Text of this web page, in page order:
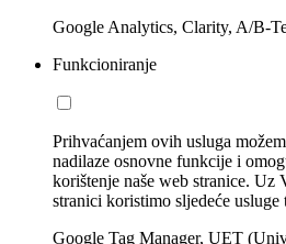
Google Analytics, Clarity, A/B-
Funkcioniranje
Prihvaćanjem ovih usluga
nadilaze osnovne funkcije i
korištenje naše web stranice. Uz
stranici koristimo sljedeće usluge
Google Tag Manager, UET